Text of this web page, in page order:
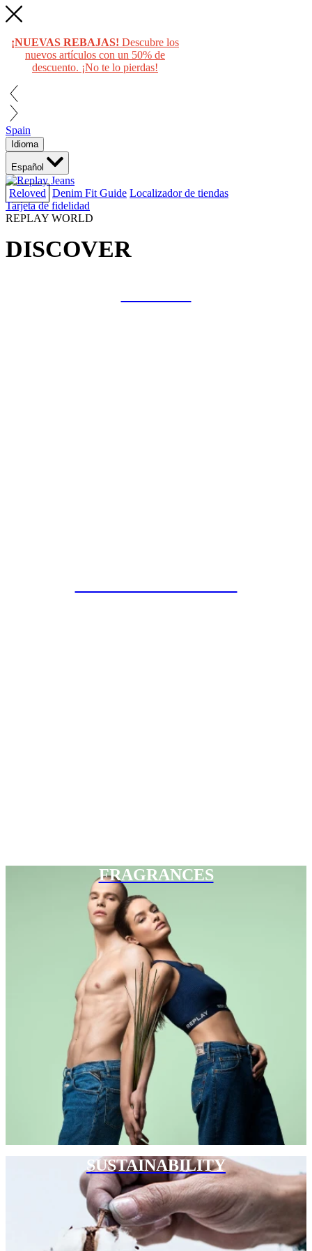
¡NUEVAS REBAJAS! Descubre los
nuevos artículos con un 50% de
descuento. ¡No te lo pierdas!
Spain
Idioma
Español
Reloved Denim Fit Guide Localizador de tiendas
Tarjeta de fidelidad
REPLAY WORLD
DISCOVER
FRAGRANCES
SUSTAINABILITY